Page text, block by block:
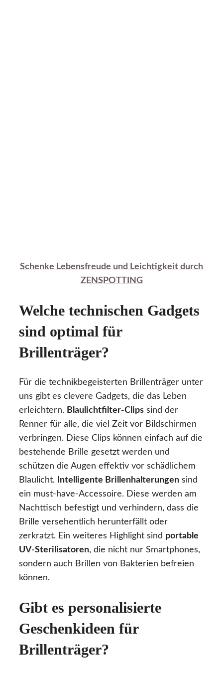
Schenke Lebensfreude und Leichtigkeit durch
ZENSPOTTING
Welche technischen Gadgets
sind optimal für
Brillenträger?
Für die technikbegeisterten Brillenträger unter
uns gibt es clevere Gadgets, die das Leben
erleichtern. Blaulichtfilter-Clips sind der
Renner für alle, die viel Zeit vor Bildschirmen
verbringen. Diese Clips können einfach auf die
bestehende Brille gesetzt werden und
schützen die Augen effektiv vor schädlichem
Blaulicht.
Intelligente Brillenhalterungen sind
ein must-have-Accessoire. Diese werden am
Nachttisch befestigt und verhindern, dass die
Brille versehentlich herunterfällt oder
zerkratzt. Ein weiteres Highlight sind portable
UV-Sterilisatoren, die nicht nur Smartphones,
sondern auch Brillen von Bakterien befreien
können.
Gibt es personalisierte
Geschenkideen für
Brillenträger?